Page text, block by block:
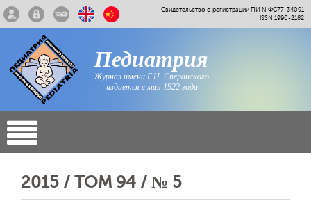
Свидетельство о регистрации ПИ N ФС77-34091
ISSN 1990-2182
Педиатрия
Журнал имени Г.Н. Сперанского
издается с мая 1922 года
2015 / ТОМ 94 / № 5